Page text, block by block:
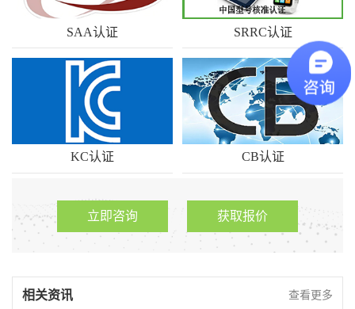
SAA认证
优科检测认证作为国际权威的
综合检…
SRRC认证
SRRC是国家无线电管理委员会
强制认…
KC认证
权的第…
CB认证
和CMA资…
立即咨询 获取报价
相关资讯 查看更多